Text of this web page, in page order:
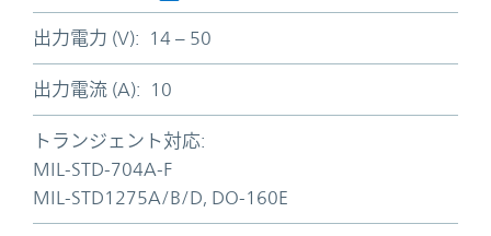
出力電力 (V): 14 – 50
出力電流 (A): 10
トランジェント対応:
MIL-STD-704A-F
MIL-STD1275A/B/D, DO-160E